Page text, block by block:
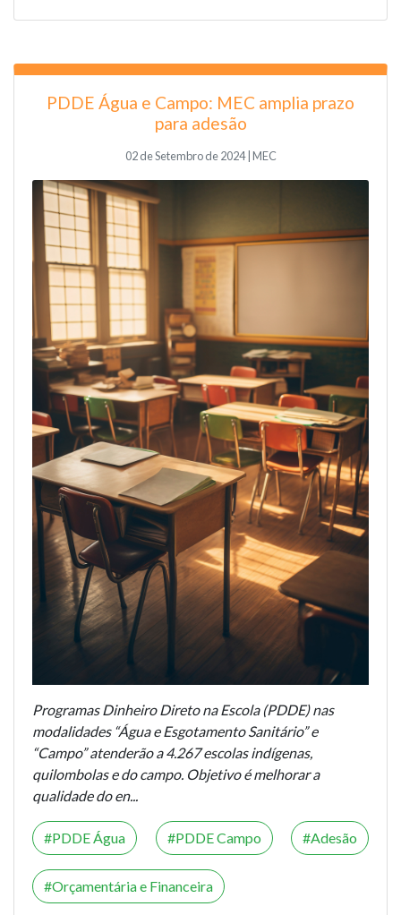
PDDE Água e Campo: MEC amplia prazo
para adesão
02 de Setembro de 2024 | MEC
Programas Dinheiro Direto na Escola (PDDE) nas
modalidades “Água e Esgotamento Sanitário” e
“Campo” atenderão a 4.267 escolas indígenas,
quilombolas e do campo. Objetivo é melhorar a
qualidade do en...
PDDE Água PDDE Campo Adesão
Orçamentária e Financeira